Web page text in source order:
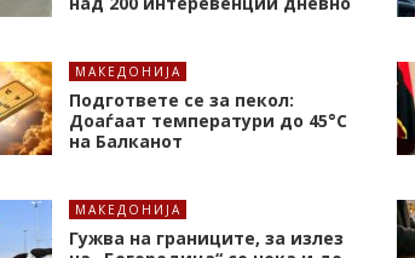
МАКЕДОНИЈА
Подгответе се за пекол:
Доаѓаат температури до 45°C
на Балканот
МАКЕДОНИЈА
Гужва на границите, за излез